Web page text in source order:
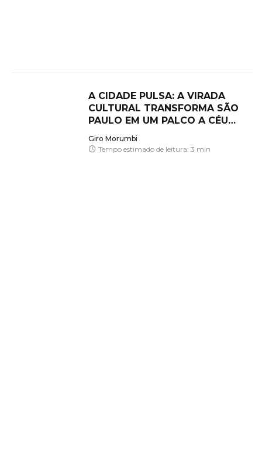
A CIDADE PULSA: A VIRADA
CULTURAL TRANSFORMA SÃO
PAULO EM UM PALCO A CÉU
ABERTO
Giro Morumbi
Tempo estimado de leitura: 3 min